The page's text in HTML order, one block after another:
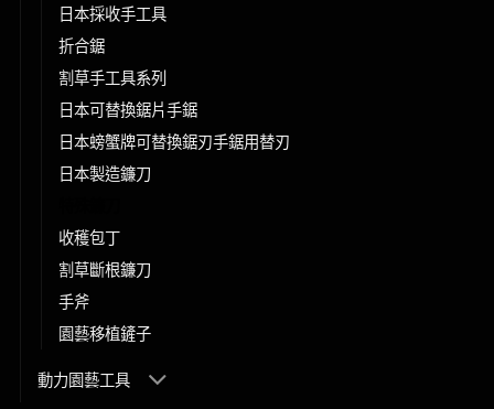
日本採收手工具
折合鋸
割草手工具系列
日本可替換鋸片手鋸
日本螃蟹牌可替換鋸刃手鋸用替刃
日本製造鐮刀
收穫包丁
割草斷根鐮刀
手斧
園藝移植鏟子
動力園藝工具